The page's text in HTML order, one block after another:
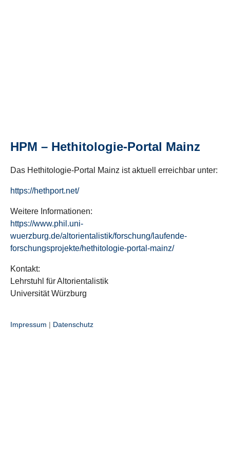
HPM – Hethitologie-Portal Mainz
Das Hethitologie-Portal Mainz ist aktuell erreichbar unter:
https://hethport.net/
Weitere Informationen:
https://www.phil.uni-
wuerzburg.de/altorientalistik/forschung/laufende-
forschungsprojekte/hethitologie-portal-mainz/
Kontakt:
Lehrstuhl für Altorientalistik
Universität Würzburg
Impressum | Datenschutz